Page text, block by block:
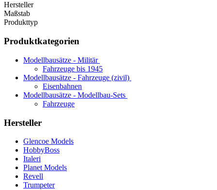
Hersteller
Maßstab
Produkttyp
Produktkategorien
Modellbausätze - Militär
Fahrzeuge bis 1945
Modellbausätze - Fahrzeuge (zivil)
Eisenbahnen
Modellbausätze - Modellbau-Sets
Fahrzeuge
Hersteller
Glencoe Models
HobbyBoss
Italeri
Planet Models
Revell
Trumpeter